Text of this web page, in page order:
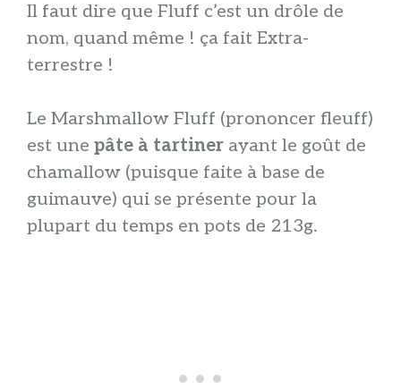
Il faut dire que Fluff c’est un drôle de
nom, quand même ! ça fait Extra-
terrestre !
Le Marshmallow Fluff (prononcer fleuff)
est une pâte à tartiner ayant le goût de
chamallow (puisque faite à base de
guimauve) qui se présente pour la
plupart du temps en pots de 213g.